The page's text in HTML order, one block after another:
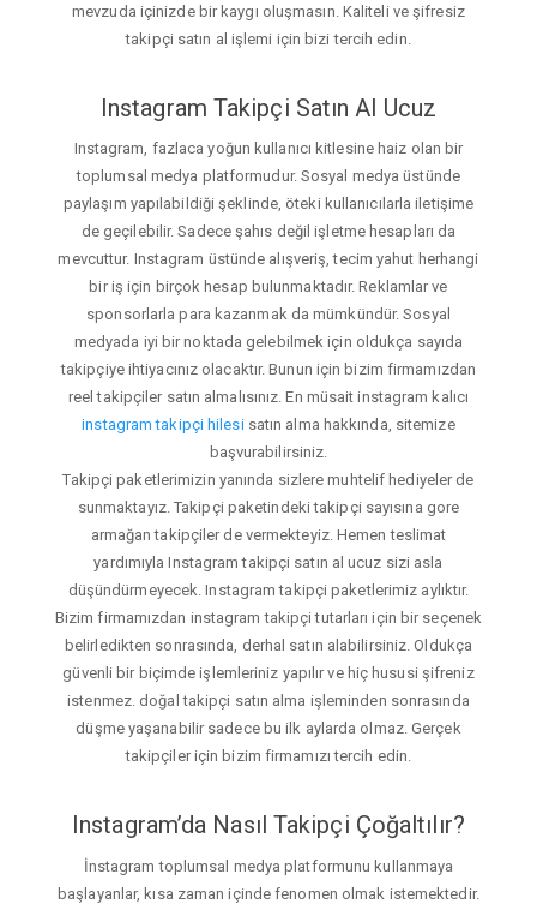
mevzuda içinizde bir kaygı oluşmasın. Kaliteli ve şifresiz
takipçi satın al işlemi için bizi tercih edin.
Instagram Takipçi Satın Al Ucuz
Instagram, fazlaca yoğun kullanıcı kitlesine haiz olan bir
toplumsal medya platformudur. Sosyal medya üstünde
paylaşım yapılabildiği şeklinde, öteki kullanıcılarla iletişime
de geçilebilir. Sadece şahıs değil işletme hesapları da
mevcuttur. Instagram üstünde alışveriş, tecim yahut herhangi
bir iş için birçok hesap bulunmaktadır. Reklamlar ve
sponsorlarla para kazanmak da mümkündür. Sosyal
medyada iyi bir noktada gelebilmek için oldukça sayıda
takipçiye ihtiyacınız olacaktır. Bunun için bizim firmamızdan
reel takipçiler satın almalısınız. En müsait instagram kalıcı
instagram takipçi hilesisatın alma hakkında, sitemize
başvurabilirsiniz.
Takipçi paketlerimizin yanında sizlere muhtelif hediyeler de
sunmaktayız. Takipçi paketindeki takipçi sayısına gore
armağan takipçiler de vermekteyiz. Hemen teslimat
yardımıyla Instagram takipçi satın al ucuz sizi asla
düşündürmeyecek. Instagram takipçi paketlerimiz aylıktır.
Bizim firmamızdan instagram takipçi tutarları için bir seçenek
belirledikten sonrasında, derhal satın alabilirsiniz. Oldukça
güvenli bir biçimde işlemleriniz yapılır ve hiç hususi şifreniz
istenmez. doğal takipçi satın alma işleminden sonrasında
düşme yaşanabilir sadece bu ilk aylarda olmaz. Gerçek
takipçiler için bizim firmamızı tercih edin.
Instagram’da Nasıl Takipçi Çoğaltılır?
İnstagram toplumsal medya platformunu kullanmaya
başlayanlar, kısa zaman içinde fenomen olmak istemektedir.